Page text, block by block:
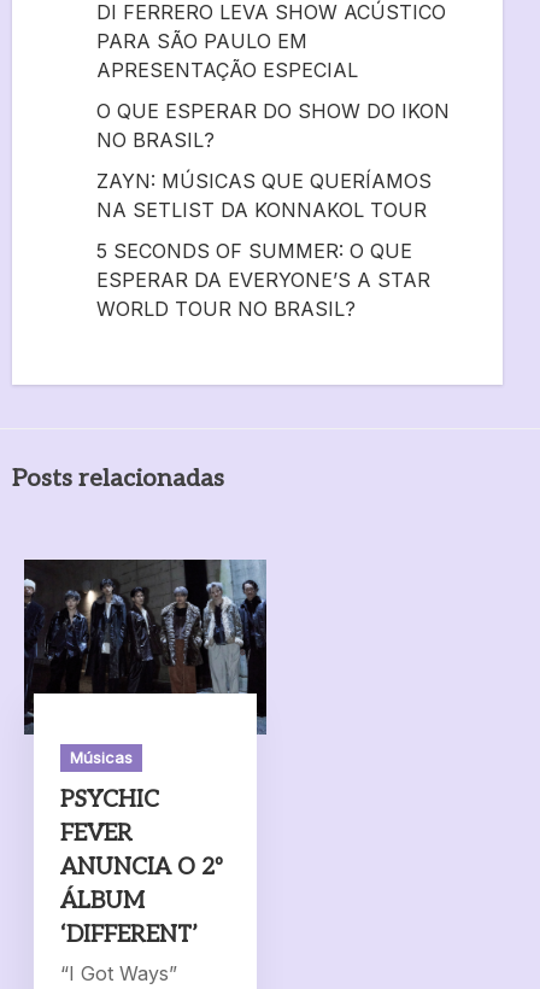
DI FERRERO LEVA SHOW ACÚSTICO
PARA SÃO PAULO EM
APRESENTAÇÃO ESPECIAL
O QUE ESPERAR DO SHOW DO IKON
NO BRASIL?
ZAYN: MÚSICAS QUE QUERÍAMOS
NA SETLIST DA KONNAKOL TOUR
5 SECONDS OF SUMMER: O QUE
ESPERAR DA EVERYONE’S A STAR
WORLD TOUR NO BRASIL?
Posts relacionadas
Músicas
PSYCHIC
FEVER
ANUNCIA O 2º
ÁLBUM
‘DIFFERENT’
“I Got Ways”